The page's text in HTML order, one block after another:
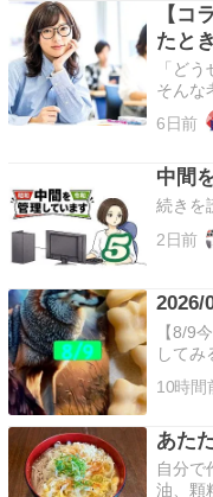
日間
終回で
【コ
たと
み”
「ど
そんな
しま
の歪み
なもの
った」
6日前
中間
続きを
2日前
2026/
【8/9
してみ
とわ
イ：山
スンア
10時間
あた
自分で
油、顆